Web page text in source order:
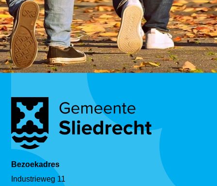
Bezoekadres
Industrieweg 11